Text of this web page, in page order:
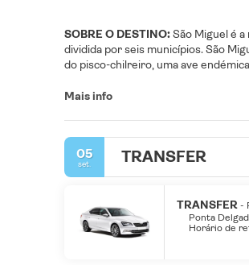
SOBRE O DESTINO:São Miguel é
dividida por seis municípios. São
do pisco-chilreiro, uma ave
Mais info
05
set. TRANSFER
TRANSFER -
Ponta
Horário de